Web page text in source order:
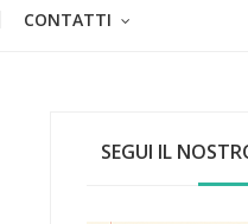
CONTATTI
SEGUI IL